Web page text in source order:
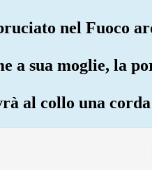
nel Fuoco
a sua moglie, la
al collo una